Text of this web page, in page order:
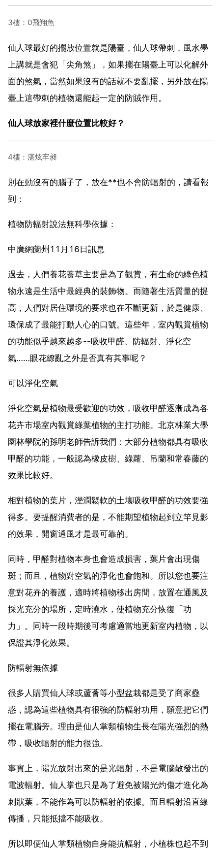
3樓：0飛翔魚
仙人球最好的擺放位置就是陽臺，仙人球帶刺，風水學
上講就是會犯「尖角煞」，如果擺在陽臺上可以化解外
面的煞氣，當然如果沒有的話就不要亂擺，另外放在陽
臺上這帶刺的植物還能起一定的防賊作用。
仙人球放家裡什麼位置比較好？
4樓：湛炫牢昶
別在動沒有的腦子了，放在**也不會防輻射的，請看報
到：
植物防輻射說法無科學依據：
中廣網蘭州11月16日訊息
過去，人們養花養草主要是為了觀賞，有生命的綠色植
物永遠是生活中最經典的裝飾物。而隨著生活質量的提
高，人們對居住環境的要求也在不斷更新，於是健康、
環保成了最能打動人心的口號。這些年，室內觀賞植物
的功能似乎越來越多--吸收甲醛、防輻射、淨化空
氣……眼花繚亂之外是否真有其事呢？
可以淨化空氣
淨化空氣是植物最受歡迎的功效，吸收甲醛逐漸成為各
花卉市場室內觀賞綠葉植物的主打功能。北京林業大學
園林學院的孫明老師告訴我們：大部分植物都具有吸收
甲醛的功能，一般認為橡皮樹、綠蘿、吊蘭和常春藤的
效果比較好。
相對植物的葉片，溼潤鬆軟的土壤吸收甲醛的功效要強
得多。要提醒消費者的是，不能期望植物起到立竿見影
的效果，開窗通風才是最可靠的。
同時，甲醛對植物本身也會造成損害，葉片會出現傷
斑；而且，植物對空氣的淨化也會飽和。所以您也要注
意對花卉的養護，適時將植物移出房間，放置在通風及
採光充分的場所，定時澆水，使植物充分恢復「功
力」。同時一段時期後可考慮適當地更新室內植物，以
保證其淨化效果。
防輻射無依據
很多人購買仙人球或蘆薈等小型盆栽都是受了商家蠱
惑，認為這些植物具有很強的防輻射功用，願意把它們
擺在電腦旁。理由是仙人掌類植物生長在陽光強烈的熱
帶，吸收輻射的能力很強。
事實上，陽光放射出來的是光輻射，不是電腦散發出的
電波輻射。仙人掌也只是為了避免被陽光灼傷才進化為
刺狀葉，不能作為可以防輻射的依據。而且輻射沿直線
傳播，只能抵擋不能吸收。
所以即便仙人掌類植物自身能抗輻射，小植株也起不到